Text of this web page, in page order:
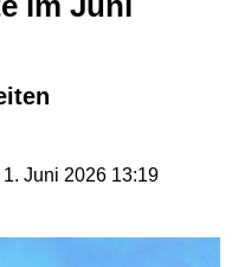
Juni 2026 13:19